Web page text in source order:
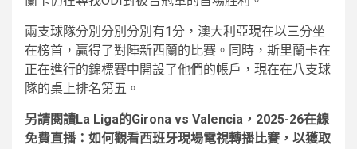
兩支球隊分別分別分別有1分，澳大利亞現在以三分坐
在榜首，贏得了對陣新西蘭的比賽。同時，斯里蘭卡在
正在進行的錦標賽中開設了他們的帳戶，現在在八支球
隊的桌上排名第五。
另請閱讀La Liga的Girona vs Valencia，2025-26在線
免費直播：如何觀看西班牙現場電視轉播比賽，以獲取